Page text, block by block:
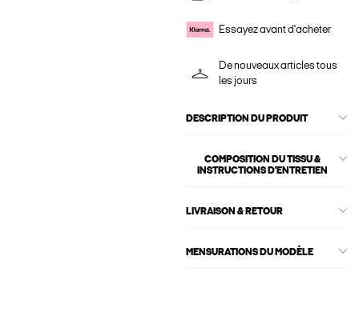
Essayez avant d'acheter
De nouveaux articles tous
les jours
DESCRIPTION DU PRODUIT
COMPOSITION DU TISSU &
INSTRUCTIONS D'ENTRETIEN
LIVRAISON & RETOUR
MENSURATIONS DU MODÈLE